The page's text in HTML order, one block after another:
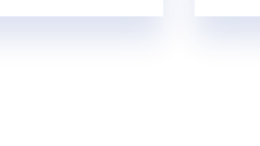
、签出、结算、提现
服务